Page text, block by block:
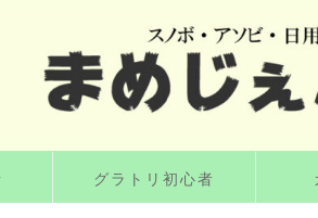
グラトリ初心者